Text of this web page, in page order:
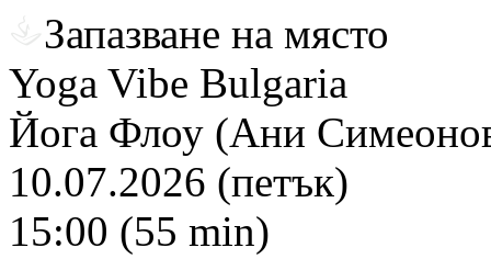
Запазване на място
Yoga Vibe Bulgaria
Йога Флоу (Ани
10.07.2026 (петък)
15:00 (55 min)